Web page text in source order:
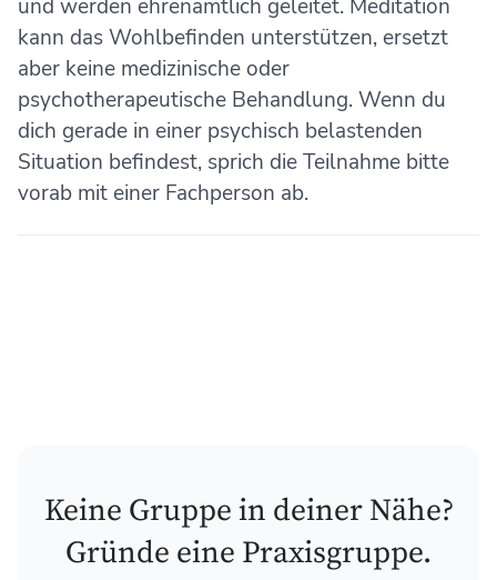
und werden ehrenamtlich geleitet. Meditation
kann das Wohlbefinden unterstützen, ersetzt
aber keine medizinische oder
psychotherapeutische Behandlung. Wenn du
dich gerade in einer psychisch belastenden
Situation befindest, sprich die Teilnahme bitte
vorab mit einer Fachperson ab.
Keine Gruppe in deiner Nähe?
Gründe eine Praxisgruppe.